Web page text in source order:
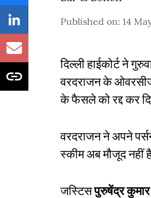
Published on: 14
दिल्ली हाईकोर्ट ने
वरदराजन के
के फैसले को रद्द कर
वरदराजन ने अपने
स्कीम अब मौजूद नहीं
जस्टिसपुरुषेंद्र